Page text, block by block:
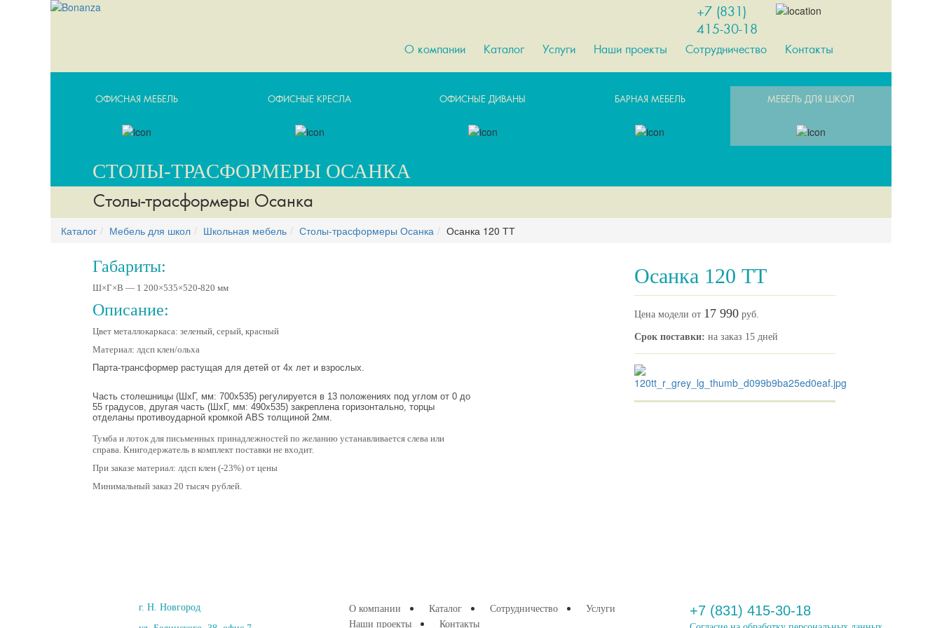
+7 (831)
415-30-18
О компании Каталог Услуги Наши проекты Сотрудничество Контакты
ОФИСНАЯ МЕБЕЛЬ ОФИСНЫЕ КРЕСЛА ОФИСНЫЕ ДИВАНЫ БАРНАЯ МЕБЕЛЬ МЕБЕЛЬ ДЛЯ ШКОЛ
СТОЛЫ-ТРАСФОРМЕРЫ ОСАНКА
Столы-трасформеры Осанка
Каталог Мебель для школ Школьная мебель Столы-трасформеры Осанка Осанка 120 ТТ
Осанка 120 ТТ
Цена модели от 17 990 руб.
Срок поставки: на заказ 15 дней
Габариты:
Ш×Г×В — 1 200×535×520-820 мм
Описание:
Цвет металлокаркаса: зеленый, серый, красный
Материал: лдсп клен/ольха
Парта-трансформер растущая для детей от 4х лет и взрослых.
Часть столешницы (ШхГ, мм: 700х535) регулируется в 13 положениях под углом от 0 до
55 градусов, другая часть (ШхГ, мм: 490х535) закреплена горизонтально, торцы
отделаны противоударной кромкой ABS толщиной 2мм.
Тумба и лоток для письменных принадлежностей по желанию устанавливается слева или
справа. Книгодержатель в комплект поставки не входит.
При заказе материал: лдсп клен (-23%) от цены
Минимальный заказ 20 тысяч рублей.
г. Н. Новгород
О компании Каталог Сотрудничество
Услуги
Наши проекты
Контакты
+7 (831) 415-30-18